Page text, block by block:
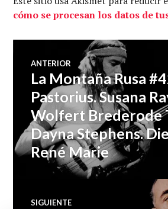
cómo se procesan los datos de
Navegación
de
entradas
ANTERIOR
Entrada
anterior:
La Montaña Rusa
Pastorius. Susana
Wolfert Brederode
Dayna Stephens.
René Marie
SIGUIENTE